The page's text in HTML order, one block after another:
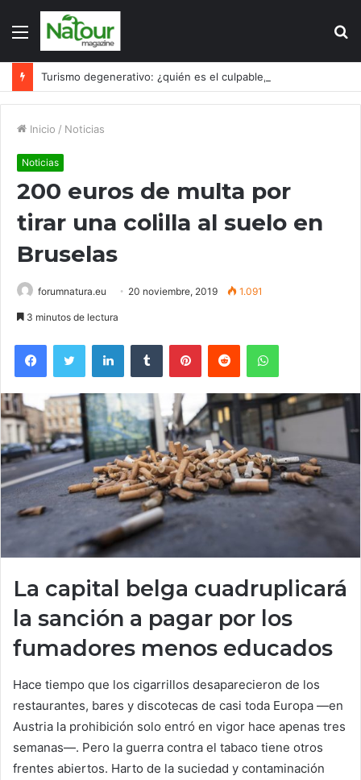
Menú
Inicio / Noticias
Noticias
200 euros de multa por
tirar una colilla al suelo en
Bruselas
forumnatura.eu 20 noviembre, 2019 1.091
3 minutos de lectura
FacebookTwitter LinkedInTumblr PinterestReddit WhatsApp
La capital belga cuadruplicará
la sanción a pagar por los
fumadores menos educados
Hace tiempo que los cigarrillos desaparecieron de los
restaurantes, bares y discotecas de casi toda Europa —en
Austria la prohibición solo entró en vigor hace apenas tres
semanas—. Pero la guerra contra el tabaco tiene otros
frentes abiertos. Harto de la suciedad y contaminación